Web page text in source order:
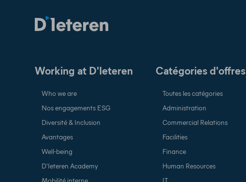
Working at D'Ieteren
Who we are
Nos engagements ESG
Diversité & Inclusion
Avantages
Well-being
D'Ieteren Academy
Catégories d'offres
Toutes les catégories
Administration
Commercial Relations
Facilities
Finance
Human Resources